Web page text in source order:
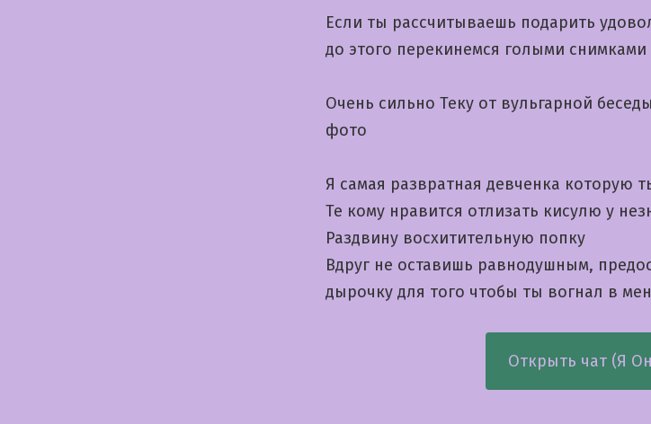
Если ты рассчитываешь подарить
до этого перекинемся голыми снимками
Очень сильно Теку от вульгарной
фото
Я самая развратная девченка которую
Те кому нравится отлизать кисулю у
Раздвину восхитительную попку
Вдруг не оставишь равнодушным,
дырочку для того чтобы ты вогнал в
Открыть чат (Я